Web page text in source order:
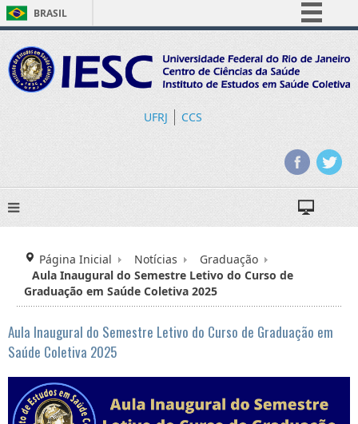
BRASIL
Comunica BR
Participe
UFRJ CCS
Página Inicial Notícias
Graduação
Aula Inaugural do Semestre Letivo do Curso de
Graduação em Saúde Coletiva 2025
Aula Inaugural do Semestre Letivo do Curso de Graduação em
Saúde Coletiva 2025